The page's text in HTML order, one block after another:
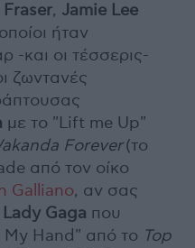
Fraser, Jamie Lee
ήταν
-και οι τέσσερις-
ζωντανές
με το "Lift me Up"
Forever(το
από τον οίκο
Galliano, αν σας
Lady Gaga που
Hand" από το Top